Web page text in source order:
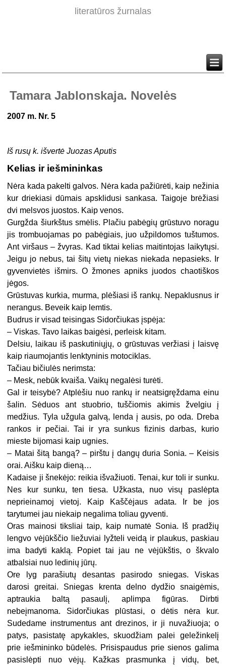
literatūros žurnalas
Tamara Jablonskaja. Novelės
2007 m. Nr. 5
Iš rusų k. išvertė Juozas Aputis
Kelias ir iešmininkas
Nėra kada pakelti galvos. Nėra kada pažiūrėti, kaip nežinia
kur driekiasi dūmais apsklidusi sankasa. Taigoje brėžiasi
dvi melsvos juostos. Kaip venos.
Gurgžda šiurkštus smėlis. Plačiu pabėgių grūstuvo noragu
jis trombuojamas po pabėgiais, juo užpildomos tuštumos.
Ant viršaus – žvyras. Kad tiktai kelias maitintojas laikytųsi.
Jeigu jo nebus, tai šitų vietų niekas niekada nepasieks. Ir
gyvenvietės išmirs. O žmones apniks juodos chaotiškos
jėgos.
Grūstuvas kurkia, murma, plėšiasi iš rankų. Nepaklusnus ir
nerangus. Beveik kaip lemtis.
Budrus ir visad teisingas Sidorčiukas įspėja:
– Viskas. Tavo laikas baigėsi, perleisk kitam.
Delsiu, laikau iš paskutiniųjų, o grūstuvas veržiasi į laisvę
kaip riaumojantis lenktyninis motociklas.
Tačiau bičiulės nerimsta:
– Mesk, nebūk kvaiša. Vaikų negalėsi turėti.
Gal ir teisybė? Atplėšiu nuo rankų ir neatsigręždama einu
šalin. Sėduos ant stuobrio, tuščiomis akimis žvelgiu į
medžius. Tyla užgula galvą, lenda į ausis, po oda. Dreba
rankos ir pečiai. Tai ir yra sunkus fizinis darbas, kurio
mieste bijomasi kaip ugnies.
– Matai šitą bangą? – pirštu į dangų duria Sonia. – Keisis
orai. Aišku kaip dieną…
Kadaise ji šnekėjo: reikia išvažiuoti. Tenai, kur toli ir sunku.
Nes kur sunku, ten tiesa. Užkasta, nuo visų paslėpta
neprieinamoj vietoj. Kaip Kaščėjaus adata. Ir be jos
tarytumei jau niekaip negalima toliau gyventi.
Oras mainosi tiksliai taip, kaip numatė Sonia. Iš pradžių
lengvo vėjūkščio liežuviai lyžteli veidą ir plaukus, paskiau
ima badyti kaklą. Popiet tai jau ne vėjūkštis, o škvalo
atbalsiai nuo ledinių jūrų.
Ore lyg parašiutų desantas pasirodo sniegas. Viskas
darosi greitai. Sniegas krenta delno dydžio snaigėmis,
aptraukia baltą pasaulį, aplimpa figūras. Dirbti
nebeįmanoma. Sidorčiukas plūstasi, o dėtis nėra kur.
Sudedame instrumentus ant drezinos, ir ji nuvažiuoja; o
patys, pasistatę apykakles, skuodžiam palei geležinkelį
prie iešmininko būdelės. Prisispaudus prie sienos galima
pasislėpti nuo vėjų. Kažkas prasmunka į vidų, bet,